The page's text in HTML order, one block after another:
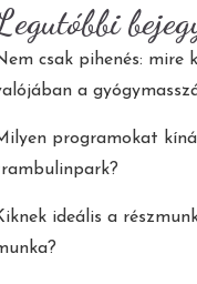
csak pihenés: mire
a
programokat
ideális a